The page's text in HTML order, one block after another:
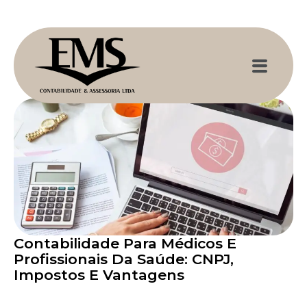
Contabilidade Para Médicos E
Profissionais Da Saúde: CNPJ,
Impostos E Vantagens